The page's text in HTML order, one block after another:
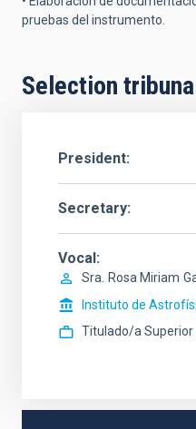
pruebas del instrumento.
Selection
President
Secretary
Vocal
Sra. Rosa Miriam
Instituto de
Titulado/a Superior